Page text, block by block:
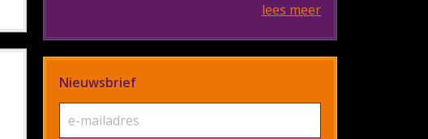
lees meer
Nieuwsbrief